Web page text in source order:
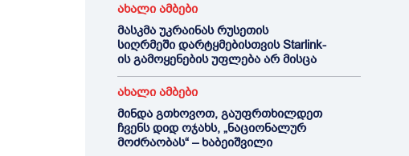
ახალი ამბები
მასკმა უკრაინას რუსეთის
სიღრმეში დარტყმებისთვის Starlink-
ის გამოყენების უფლება არ მისცა
ახალი ამბები
მინდა გთხოვოთ, გაუფრთხილდეთ
ჩვენს დიდ ოჯახს, „ნაციონალურ
მოძრაობას“ – ხაბეიშვილი